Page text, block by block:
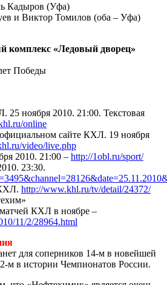
Кадыров (Уфа)
и Виктор Томилов (оба – Уфа)
комплекс «Ледовый дворец»
Победы
ноября 2010. 21:00. Текстовая
online
сайте КХЛ. 19 ноября
video/live.php
2010. 21:00 – http://1obl.ru/sport/
23:30.
http://www.khl.ru/tv/detail/24372/
КХЛ в ноябре –
11/2/28964.html
для соперников 14-м в новейшей
м в истории Чемпионатов России.